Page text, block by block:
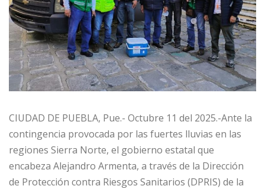
CIUDAD DE PUEBLA, Pue.- Octubre 11 del 2025.-Ante la
contingencia provocada por las fuertes lluvias en las
regiones Sierra Norte, el gobierno estatal que
encabeza Alejandro Armenta, a través de la Dirección
de Protección contra Riesgos Sanitarios (DPRIS) de la